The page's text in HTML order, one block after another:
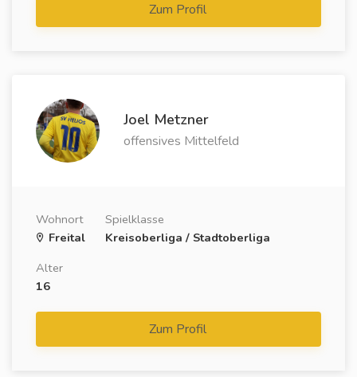
Zum Profil
Joel Metzner
offensives Mittelfeld
Wohnort
Freital
Spielklasse
Kreisoberliga / Stadtoberliga
Alter
16
Zum Profil